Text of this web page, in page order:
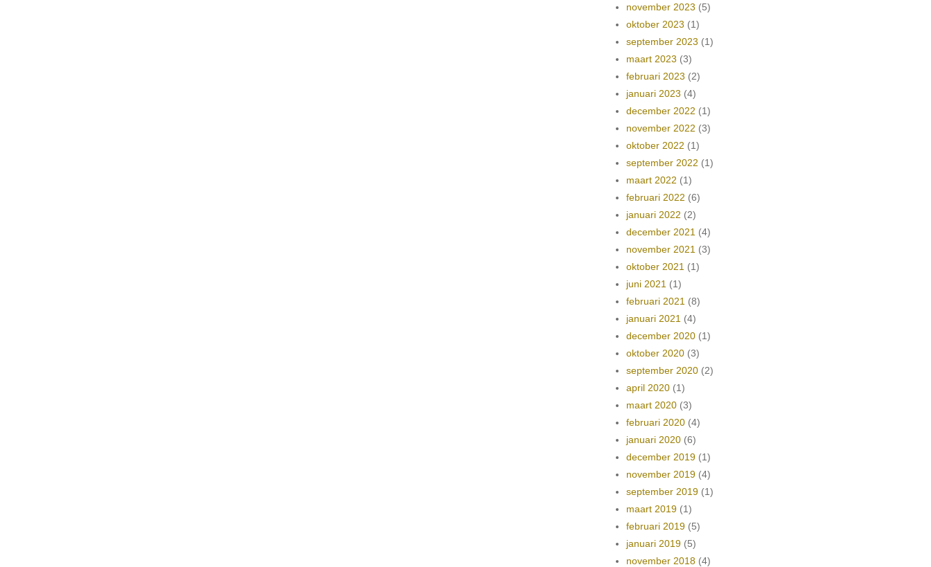
november 2023 (5)
oktober 2023 (1)
september 2023 (1)
maart 2023 (3)
februari 2023 (2)
januari 2023 (4)
december 2022 (1)
november 2022 (3)
oktober 2022 (1)
september 2022 (1)
maart 2022 (1)
februari 2022 (6)
januari 2022 (2)
december 2021 (4)
november 2021 (3)
oktober 2021 (1)
juni 2021 (1)
februari 2021 (8)
januari 2021 (4)
december 2020(1)
oktober 2020(3)
september 2020(2)
april 2020(1)
maart 2020(3)
februari 2020(4)
januari 2020(6)
december 2019(1)
november 2019(4)
september 2019(1)
maart 2019(1)
februari 2019(5)
januari 2019(5)
november 2018(4)